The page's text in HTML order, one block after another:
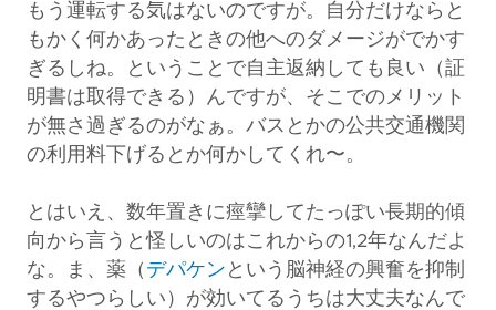
もう運転する気はないのですが。自分だけならと
もかく何かあったときの他へのダメージがでかす
ぎるしね。ということで自主返納しても良い（証
明書は取得できる）んですが、そこでのメリット
が無さ過ぎるのがなぁ。バスとかの公共交通機関
の利用料下げるとか何かしてくれ〜。
とはいえ、数年置きに痙攣してたっぽい長期的傾
向から言うと怪しいのはこれからの1,2年なんだよ
な。ま、薬（ デパケン という脳神経の興奮を抑制
するやつらしい）が効いてるうちは大丈夫なんで